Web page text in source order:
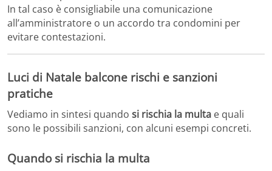
In tal caso è consigliabile una comunicazione
all’amministratore o un accordo tra condomini per
evitare contestazioni.
Luci di Natale balcone rischi e sanzioni
pratiche
Vediamo in sintesi quando si rischia la multa e quali
sono le possibili sanzioni, con alcuni esempi concreti.
Quando si rischia la multa